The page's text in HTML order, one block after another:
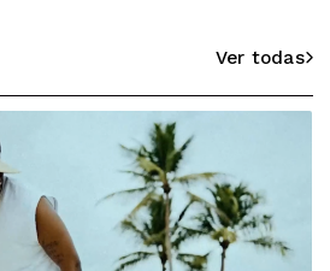
Ver todas